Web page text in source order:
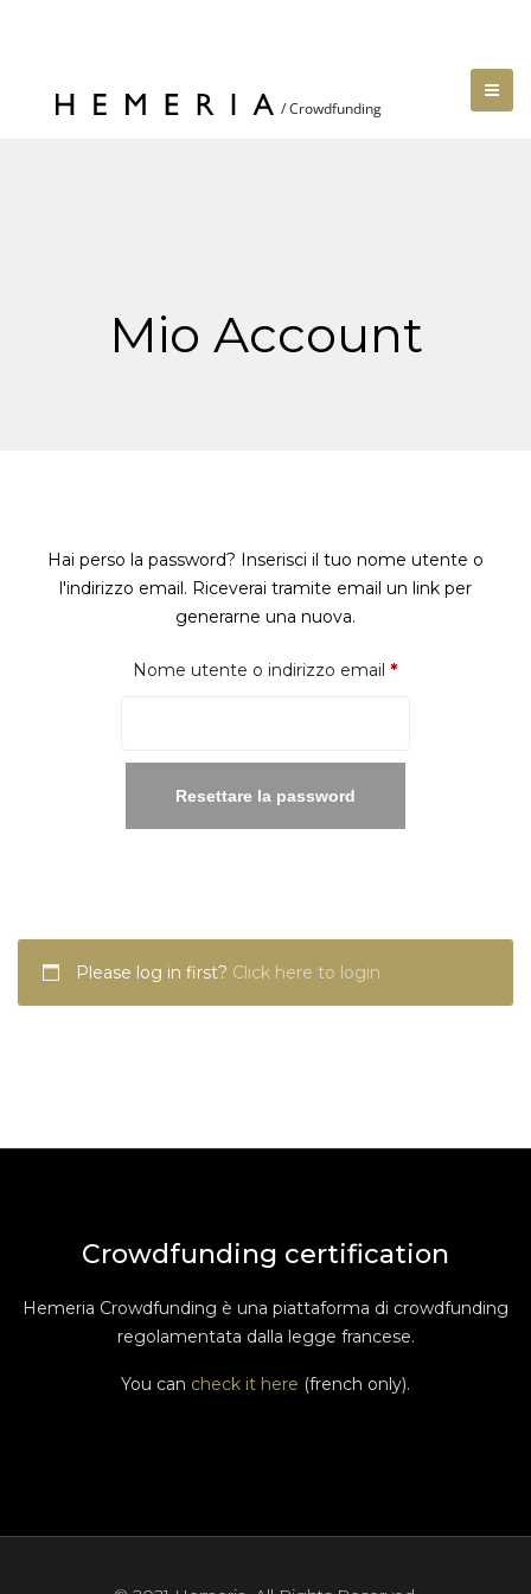
Mio Account
Hai perso la password? Inserisci il tuo nome utente o
l'indirizzo email. Riceverai tramite email un link per
generarne una nuova.
Nome utente o indirizzo email *Richiesto
Resettare la password
Please log in first? Click here to login
Crowdfunding certification
Hemeria Crowdfunding è una piattaforma di crowdfunding
regolamentata dalla legge francese.
You can check it here (french only).